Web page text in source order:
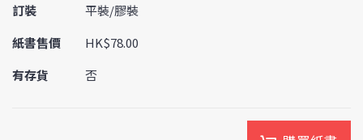
訂裝
平裝/膠裝
紙書售價
HK$78.00
有存貨
否